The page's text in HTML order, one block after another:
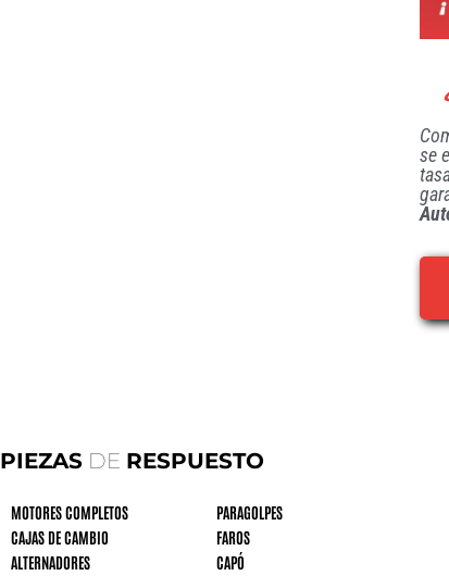
se
PIEZASDE RESPUESTO
MOTORES COMPLETOS
CAJAS DE CAMBIO
ALTERNADORES
PARAGOLPES
FAROS
CAPÓ